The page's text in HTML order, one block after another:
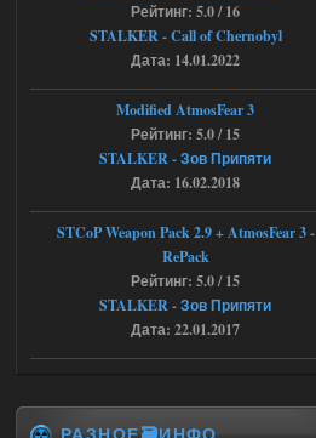
andreyforest1993
там есть опция расшириные
анимации нпс, я поставил
галочку но толку ноль, ни каких
анимаций нет, может это что-то другое,
не известно, больше нет ни каких таких
кнопок по поводу анимаций
Последний рассвет - Эпизод 1
Stalker-Mods-Clan-su
Доступно только для пользователей
Рейтинг: 5.0 / 16
STALKER - Call of Chernobyl
Дата: 14.01.2022
Modified AtmosFear 3
Рейтинг: 5.0 / 15
STALKER - Зов Припяти
Дата: 16.02.2018
STCoP Weapon Pack 2.9 + AtmosFear 3 -
RePack
Рейтинг: 5.0 / 15
STALKER - Зов Припяти
Дата: 22.01.2017